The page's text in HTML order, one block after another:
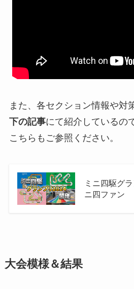
また、各セクション情報や対
下の記事にて紹介しているの
こちらもご参照ください。
ミニ四駆グ
ニ四ファン
大会模様＆結果